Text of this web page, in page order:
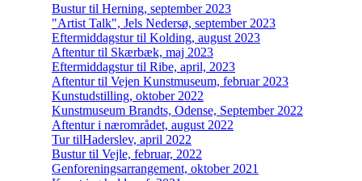
Bustur til Herning, september 2023
"Artist Talk", Jels Nedersø, september 2023
Eftermiddagstur til Kolding, august 2023
Aftentur til Skærbæk, maj 2023
Eftermiddagstur til Ribe, april, 2023
Aftentur til Vejen Kunstmuseum, februar 2023
Kunstudstilling, oktober 2022
Kunstmuseum Brandts, Odense, September 2022
Aftentur i nærområdet, august 2022
Tur tilHaderslev, april 2022
Bustur til Vejle, februar, 2022
Genforeningsarrangement, oktober 2021